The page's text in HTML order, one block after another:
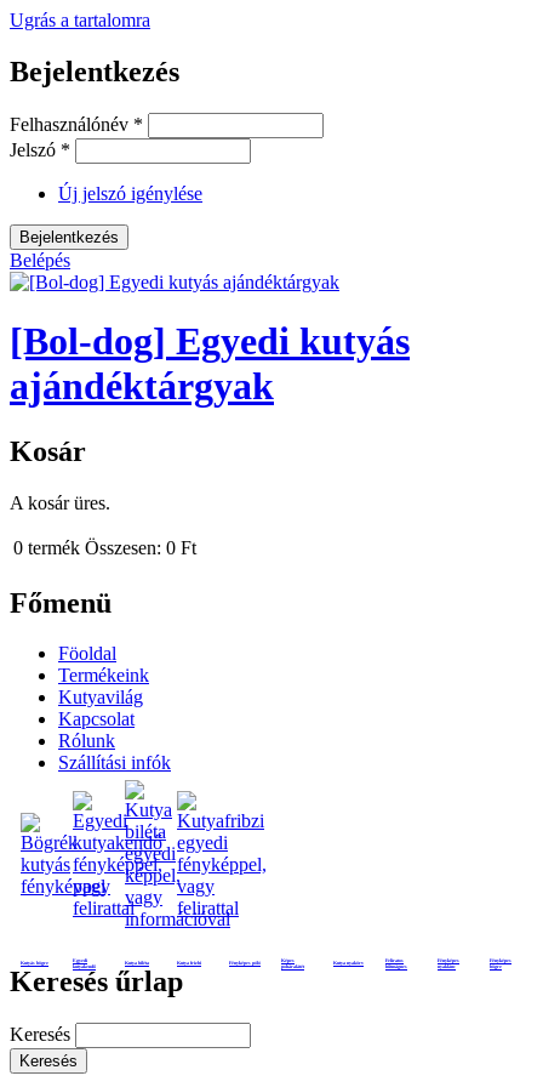
Ugrás a tartalomra
Bejelentkezés
Felhasználónév *
Jelszó *
Új jelszó igénylése
Belépés
[Bol-dog] Egyedi kutyás
ajándéktárgyak
Kosár
A kosár üres.
0 termék Összesen: 0 Ft
Főmenü
Föoldal
Termékeink
Kutyavilág
Kapcsolat
Rólunk
Szállítási infók
Kutyás bögre
Egyedi
kutyakendő
Kutya biléta Kutya frizbi Fényképes póló
Képes
poháralátét
Kutya nyakörv
Feliratos
hűtmágnes
Fényképes
nyaklánc
Fényképes
bögre
Keresés űrlap
Keresés